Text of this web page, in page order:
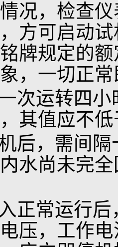
中发现卡
，如各种
成潜水电
根管子法
的流砂、
埋入淤泥
水深度应
损坏水泵